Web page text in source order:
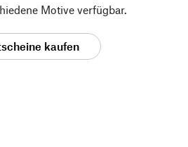
Motive verfügbar.
kaufen